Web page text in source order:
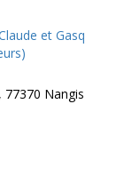
et Gasq
77370 Nangis